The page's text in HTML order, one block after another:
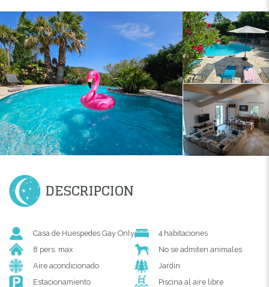
DESCRIPCION
Casa de Huespedes Gay Only
4 habitaciones
8 pers. max
No se admiten animales
Aire acondicionado
Jardín
Estacionamiento
Piscina al aire libre